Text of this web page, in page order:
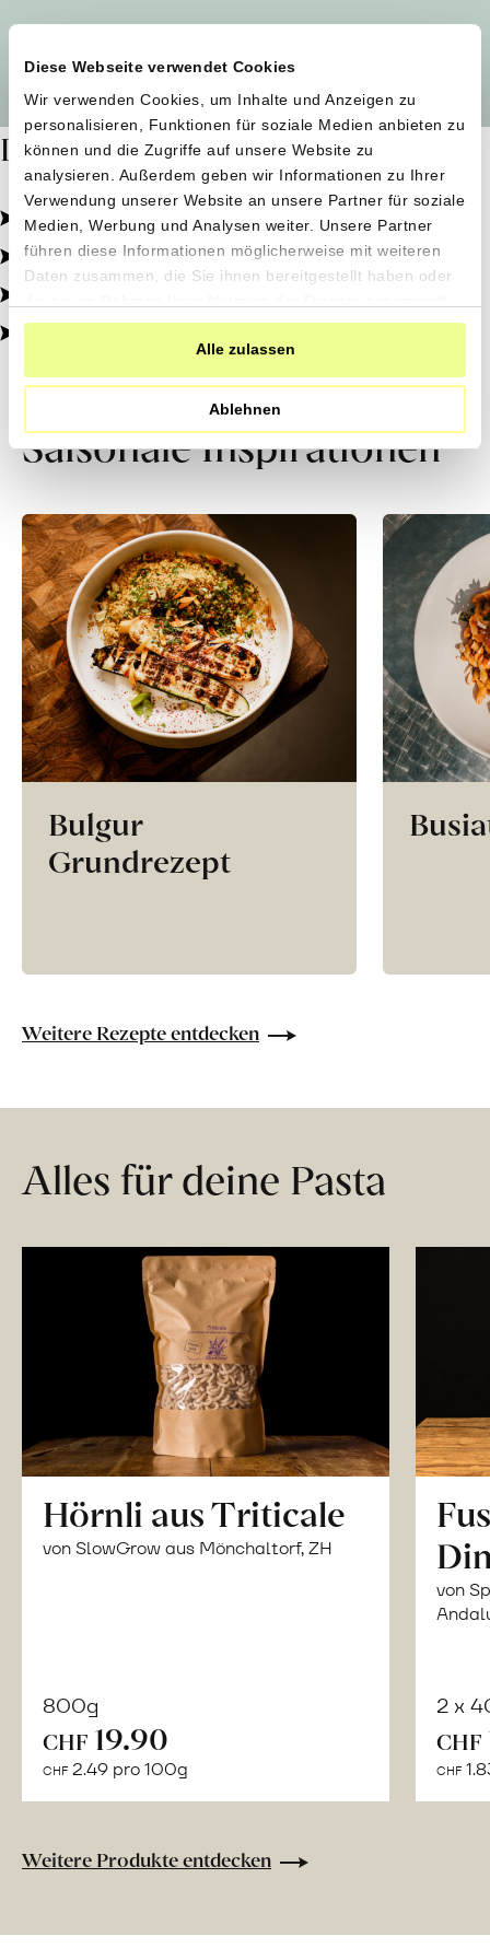
Diese Webseite verwendet Cookies
Wir verwenden Cookies, um Inhalte und Anzeigen zu
personalisieren, Funktionen für soziale Medien anbieten zu
können und die Zugriffe auf unsere Website zu
analysieren. Außerdem geben wir Informationen zu Ihrer
Verwendung unserer Website an unsere Partner für soziale
Medien, Werbung und Analysen weiter. Unsere Partner
führen diese Informationen möglicherweise mit weiteren
Daten zusammen, die Sie ihnen bereitgestellt haben oder
haben.
Alle zulassen
Ablehnen
Dafür stehen wir
Pestizidfrei angebaut, schonend verarbeitet.
Natürliche Zutaten, echter Geschmack.
Von kleinen Höfen, direkt zu dir.
100% transparent, 0% Zusatzstoffe.
Saisonale Inspirationen
Bulgur
Grundrezept
Weitere Rezepte entdecken
Alles für deine Pasta
Hörnli aus Triticale
von SlowGrow aus Mönchaltorf, ZH
800g
CHF 19.90
CHF 2.49 pro 100g
von
2 x
CHF
CHF
Weitere Produkte entdecken